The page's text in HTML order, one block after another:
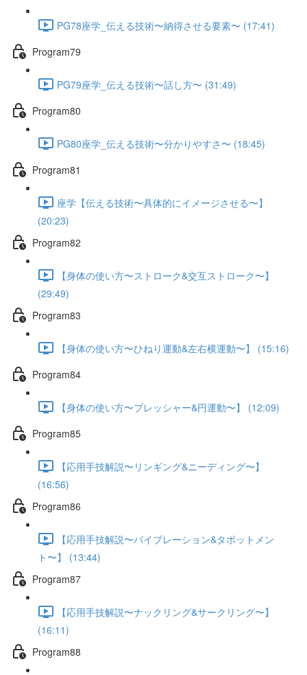
PG78座学_伝える技術〜納得させる要素〜 (17:41)
Program79
PG79座学_伝える技術〜話し方〜 (31:49)
Program80
PG80座学_伝える技術〜分かりやすさ〜 (18:45)
Program81
座学【伝える技術〜具体的にイメージさせる〜】
(20:23)
Program82
【身体の使い方〜ストローク&交互ストローク〜】
(29:49)
Program83
【身体の使い方〜ひねり運動&左右横運動〜】 (15:16)
Program84
【身体の使い方〜プレッシャー&円運動〜】 (12:09)
Program85
【応用手技解説〜リンギング&ニーディング〜】
(16:56)
Program86
【応用手技解説〜バイブレーション&タポットメン
ト〜】 (13:44)
Program87
【応用手技解説〜ナックリング&サークリング〜】
(16:11)
Program88